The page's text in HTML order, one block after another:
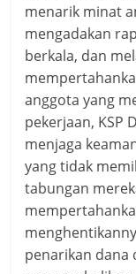
menarik minat
mengadakan
berkala, dan
anggota yang
pekerjaan, KSP
menjaga
yang tidak
tabungan
penarikan dana